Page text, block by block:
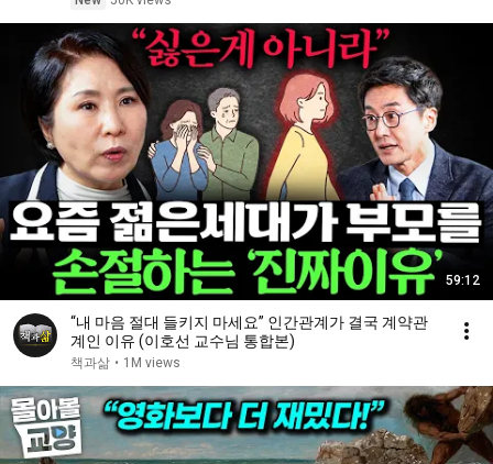
59:12
“내 마음 절대 들키지 마세요” 인간관계가 결국 계약관
계인 이유 (이호선 교수님 통합본)
책과삶 • 1M views